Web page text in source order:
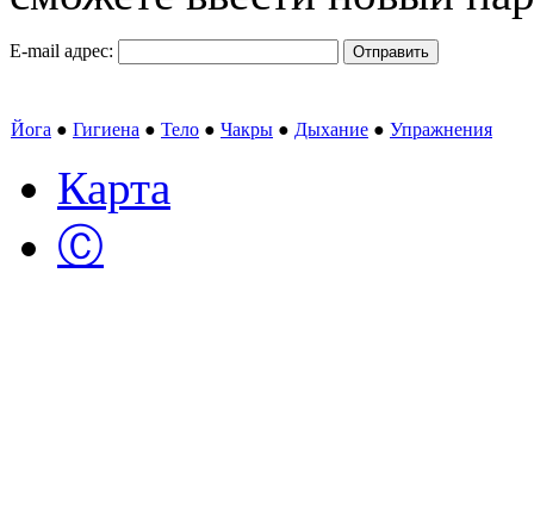
E-mail адрес: Отправить
Йога ● Гигиена ● Тело ● Чакры ● Дыхание ● Упражнения
Карта
Ⓒ